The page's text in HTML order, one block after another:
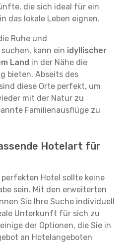
die sich ideal für ein
das lokale Leben eignen.
Ruhe und
kann ein idyllischer
Land in der Nähe die
bieten. Abseits des
diese Orte perfekt, um
mit der Natur zu
Familienausflüge zu
Hotelart für
Hotel sollte keine
sein. Mit den erweiterten
Sie Ihre Suche individuell
Unterkunft für sich zu
der Optionen, die Sie in
an Hotelangeboten